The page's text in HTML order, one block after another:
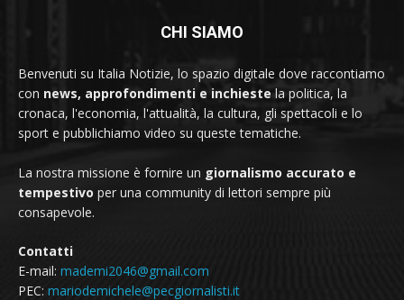
CHI SIAMO
Benvenuti su Italia Notizie, lo spazio digitale dove raccontiamo
con news, approfondimenti e inchieste la politica, la
cronaca, l'economia, l'attualità, la cultura, gli spettacoli e lo
sport e pubblichiamo video su queste tematiche.
La nostra missione è fornire un giornalismo accurato e
tempestivo per una community di lettori sempre più
consapevole.
Contatti
E-mail: mademi2046@gmail.com
PEC: mariodemichele@pecgiornalisti.it